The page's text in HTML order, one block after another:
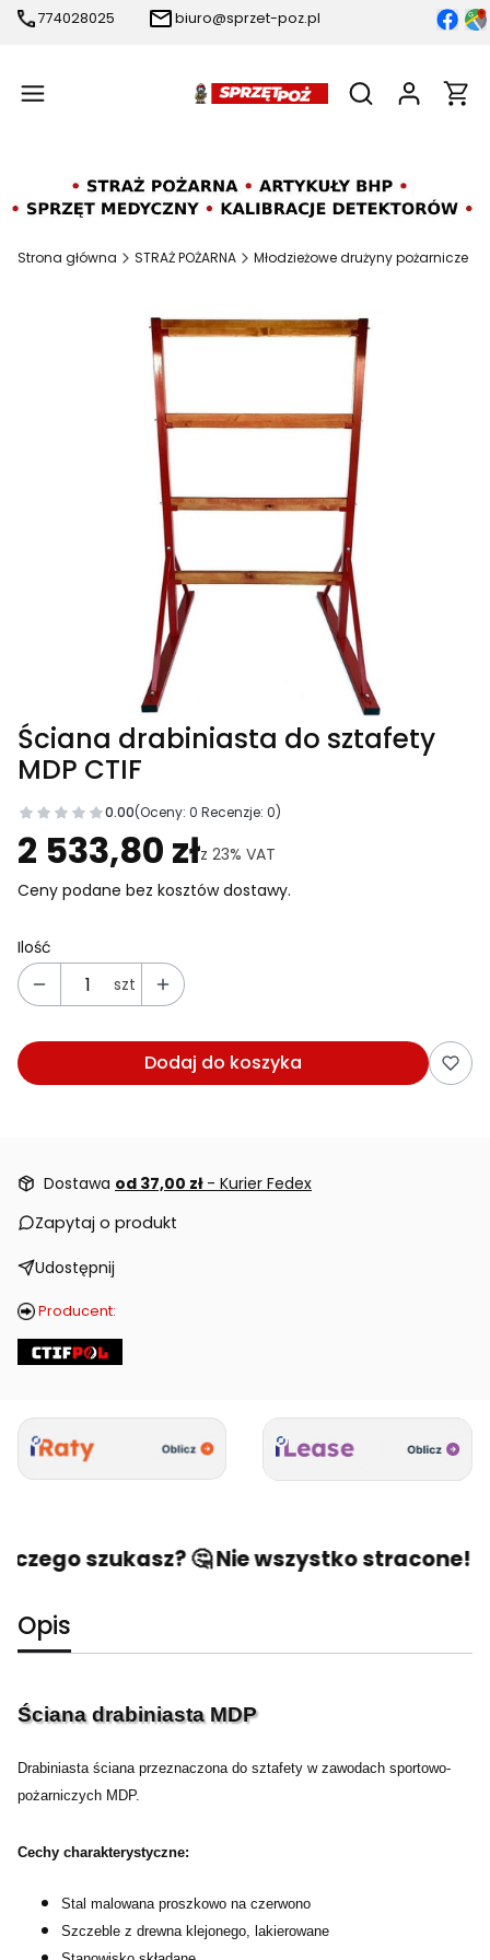
774028025 biuro@sprzet-poz.pl
Otwórz
Strona główna STRAŻ POŻARNA Młodzieżowe drużyny pożarnicze
Ściana drabiniasta do sztafety
MDP CTIF
0.00(Oceny: 0 Recenzje: 0)
Przejdź do sekcji Opinie
2 533,80 złz 23% VAT
Ceny podane bez kosztów dostawy.
Ilość
szt
Dodaj do koszyka
Dostawa od 37,00 zł - Kurier Fedex
Zapytaj o produkt
Udostępnij
Producent:
szukasz? 🤔 Nie wszystko stracone!
Opis
Ściana drabiniasta MDP
Drabiniasta ściana przeznaczona do sztafety w zawodach sportowo-
pożarniczych MDP.
Cechy charakterystyczne:
Stal malowana proszkowo na czerwono
Szczeble z drewna klejonego, lakierowane